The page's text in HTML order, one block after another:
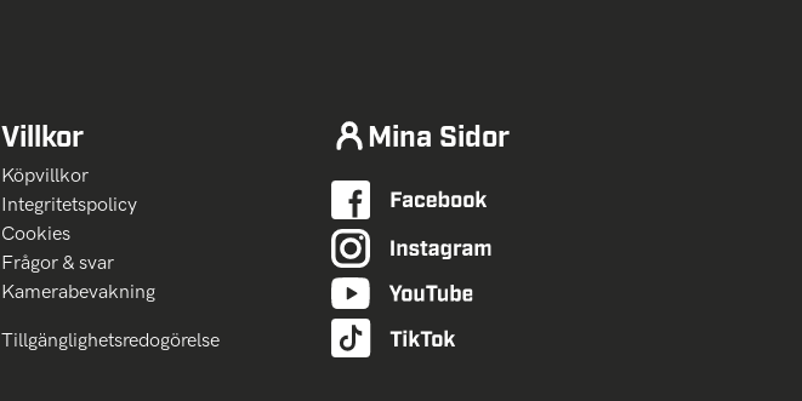
Villkor
Köpvillkor
Integritetspolicy
Cookies
Frågor & svar
Kamerabevakning
Tillgänglighetsredogörelse
Mina Sidor